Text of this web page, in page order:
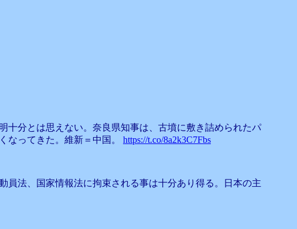
十分とは思えない。奈良県知事は、古墳に敷き詰められたパ
なってきた。維新＝中国。 https://t.co/8a2k3C7Fbs
員法、国家情報法に拘束される事は十分あり得る。日本の主